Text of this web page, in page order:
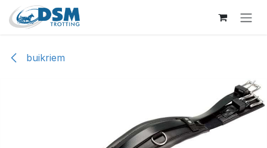
Overslaan naar inhoud
buikriem